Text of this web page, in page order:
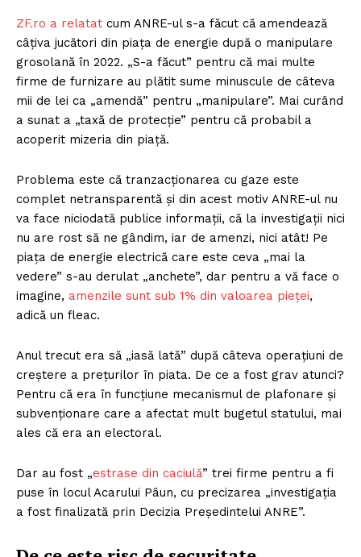
ZF.ro a relatat cum ANRE-ul s-a făcut că amendează
câțiva jucători din piața de energie după o manipulare
grosolană în 2022. „S-a făcut” pentru că mai multe
firme de furnizare au plătit sume minuscule de câteva
mii de lei ca „amendă” pentru „manipulare”. Mai curând
a sunat a „taxă de protecție” pentru că probabil a
acoperit mizeria din piață.
Problema este că tranzacționarea cu gaze este
complet netransparentă și din acest motiv ANRE-ul nu
va face niciodată publice informații, că la investigații nici
nu are rost să ne gândim, iar de amenzi, nici atât! Pe
piața de energie electrică care este ceva „mai la
vedere” s-au derulat „anchete”, dar pentru a vă face o
imagine, amenzile sunt sub 1% din valoarea pieței,
adică un fleac.
Anul trecut era să „iasă lată” după câteva operațiuni de
creștere a prețurilor în piata. De ce a fost grav atunci?
Pentru că era în funcțiune mecanismul de plafonare și
subvenționare care a afectat mult bugetul statului, mai
ales că era an electoral.
Dar au fost „estrase din caciulă” trei firme pentru a fi
puse în locul Acarului Pâun, cu precizarea „investigația
a fost finalizată prin Decizia Președintelui ANRE”.